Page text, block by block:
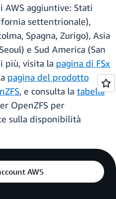
aggiuntive: Stati
settentrionale),
Spagna, Zurigo), Asia
e Sud America (San
più, visita la pagina di FSx
pagina del prodotto
, e consulta la tabella
OpenZFS per
sulla disponibilità
AWS